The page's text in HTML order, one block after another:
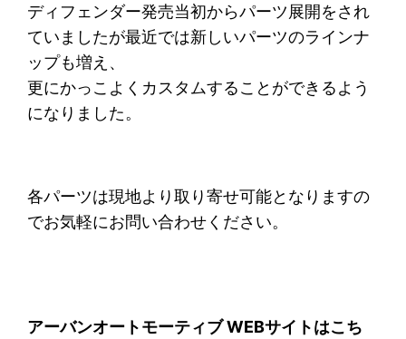
ディフェンダー発売当初からパーツ展開をされ
ていましたが最近では新しいパーツのラインナ
ップも増え、
更にかっこよくカスタムすることができるよう
になりました。
各パーツは現地より取り寄せ可能となりますの
でお気軽にお問い合わせください。
アーバンオートモーティブ WEBサイトはこち